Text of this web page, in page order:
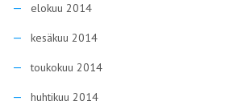
elokuu 2014
kesäkuu 2014
toukokuu 2014
huhtikuu 2014